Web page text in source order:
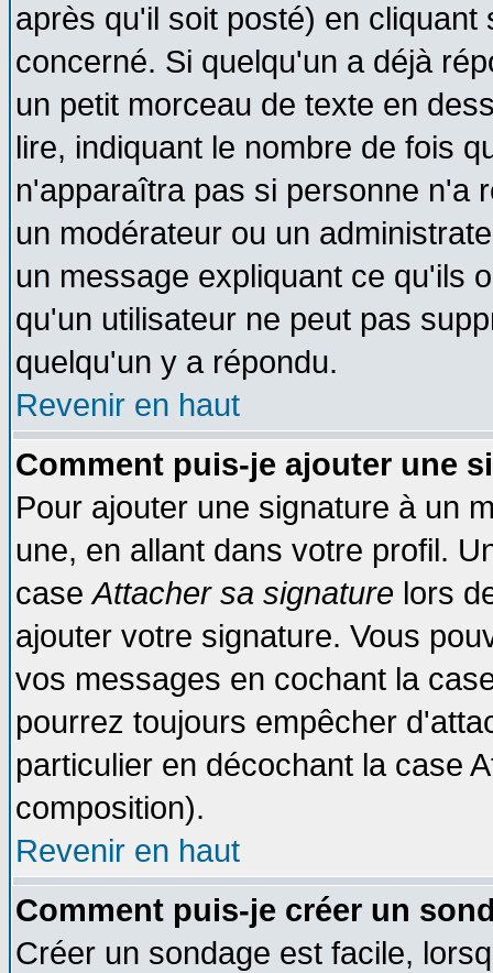
après qu'il soit posté) en
concerné. Si quelqu'un a déjà
un petit morceau de texte en
lire, indiquant le nombre de fois
n'apparaîtra pas si personne n'a
un modérateur ou un
un message expliquant ce qu'ils
qu'un utilisateur ne peut pas
quelqu'un y a répondu.
Revenir en haut
Comment puis-je ajouter une
Pour ajouter une signature à un
une, en allant dans votre profil.
caseAttacher sa signature lors
ajouter votre signature. Vous
vos messages en cochant la
pourrez toujours empêcher
particulier en décochant la case
composition).
Revenir en haut
Comment puis-je créer un
Créer un sondage est facile,